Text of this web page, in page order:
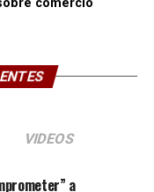
comércio
VIDEOS
a